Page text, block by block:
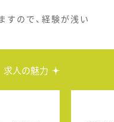
すので、経験が浅い
求人の魅力